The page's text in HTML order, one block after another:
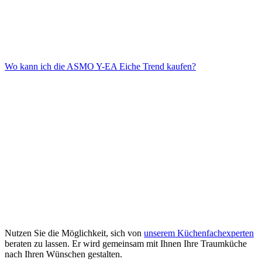
Wo kann ich die ASMO Y-EA Eiche Trend kaufen?
Du kannst dich in einemKüchenstudio in deiner Näheberaten
lassen oderweitere Inspirationen hierentdecken.
Nutzen Sie die Möglichkeit, sich von unserem Küchenfachexperten
beraten zu lassen. Er wird gemeinsam mit Ihnen Ihre Traumküche
nach Ihren Wünschen gestalten.